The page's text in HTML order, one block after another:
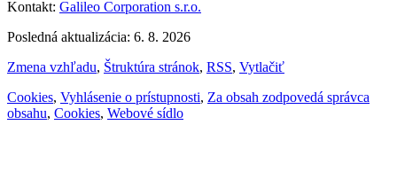
Kontakt: Galileo Corporation s.r.o.
Posledná aktualizácia: 6. 8. 2026
Zmena vzhľadu, Štruktúra stránok, RSS, Vytlačiť
Cookies, Vyhlásenie o prístupnosti, Za obsah zodpovedá správca
obsahu, Cookies, Webové sídlo